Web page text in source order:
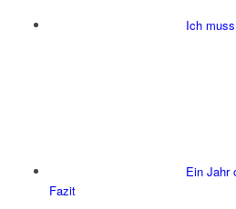
Ich
Ein Jahr
Fazit